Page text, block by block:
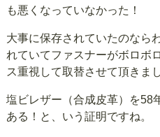
も悪くなっていなかった！
大事に保存されていたのなら
れていてファスナーがボロボ
ス重視して取替させて頂きま
塩ビレザー（合成皮革）を58
ある！と、いう証明ですね。